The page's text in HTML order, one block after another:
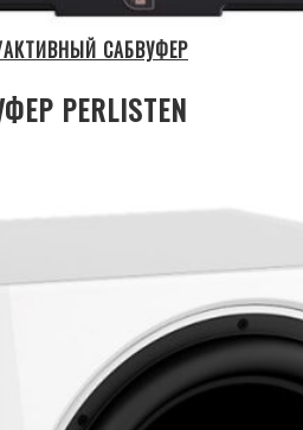
САБВУФЕР
PERLISTEN